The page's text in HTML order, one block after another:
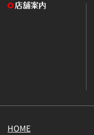
HOME